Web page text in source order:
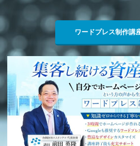
ワードプレス制作講